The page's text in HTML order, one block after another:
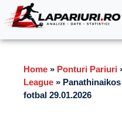
Home » Ponturi Pariuri
League »
fotbal 29.01.2026